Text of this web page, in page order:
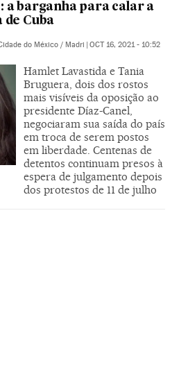
a barganha para calar a
de Cuba
do México / Madri
OCT 16, 2021 - 10:52
Hamlet Lavastida e Tania
Bruguera, dois dos rostos
mais visíveis da oposição ao
presidente Díaz-Canel,
negociaram sua saída do país
em troca de serem postos
em liberdade. Centenas de
detentos continuam presos à
espera de julgamento depois
dos protestos de 11 de julho